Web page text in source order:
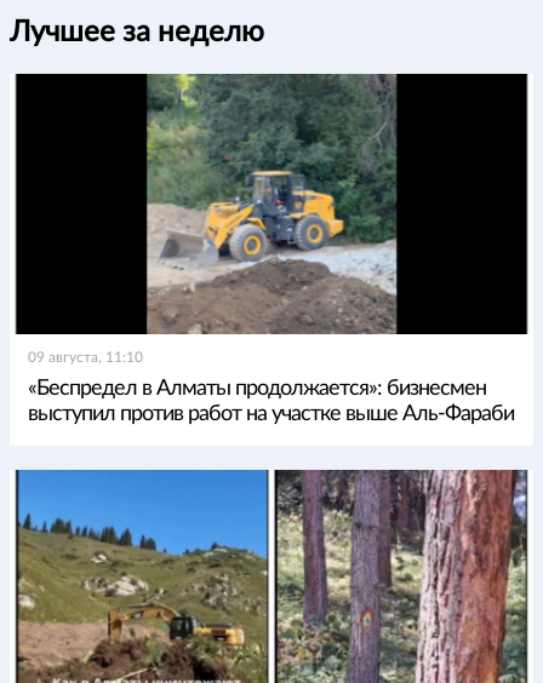
Лучшее за неделю
09 августа, 11:10
«Беспредел в Алматы продолжается»: бизнесмен
выступил против работ на участке выше Аль-Фараби